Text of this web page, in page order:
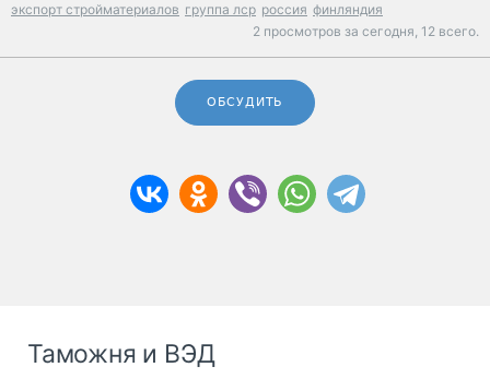
экспорт стройматериалов группа лср россия финляндия
2 просмотров за сегодня, 12 всего.
ОБСУДИТЬ
Таможня и ВЭД